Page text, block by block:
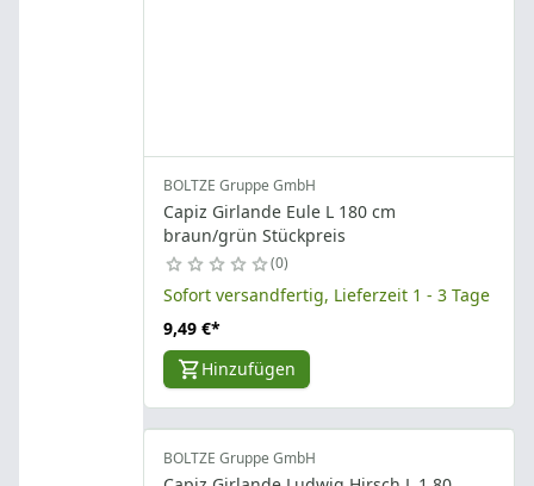
BOLTZE Gruppe GmbH
Capiz Girlande Eule L 180 cm
braun/grün Stückpreis
0
Sofort versandfertig, Lieferzeit 1 - 3 Tage
9,49 €*
Hinzufügen
BOLTZE Gruppe GmbH